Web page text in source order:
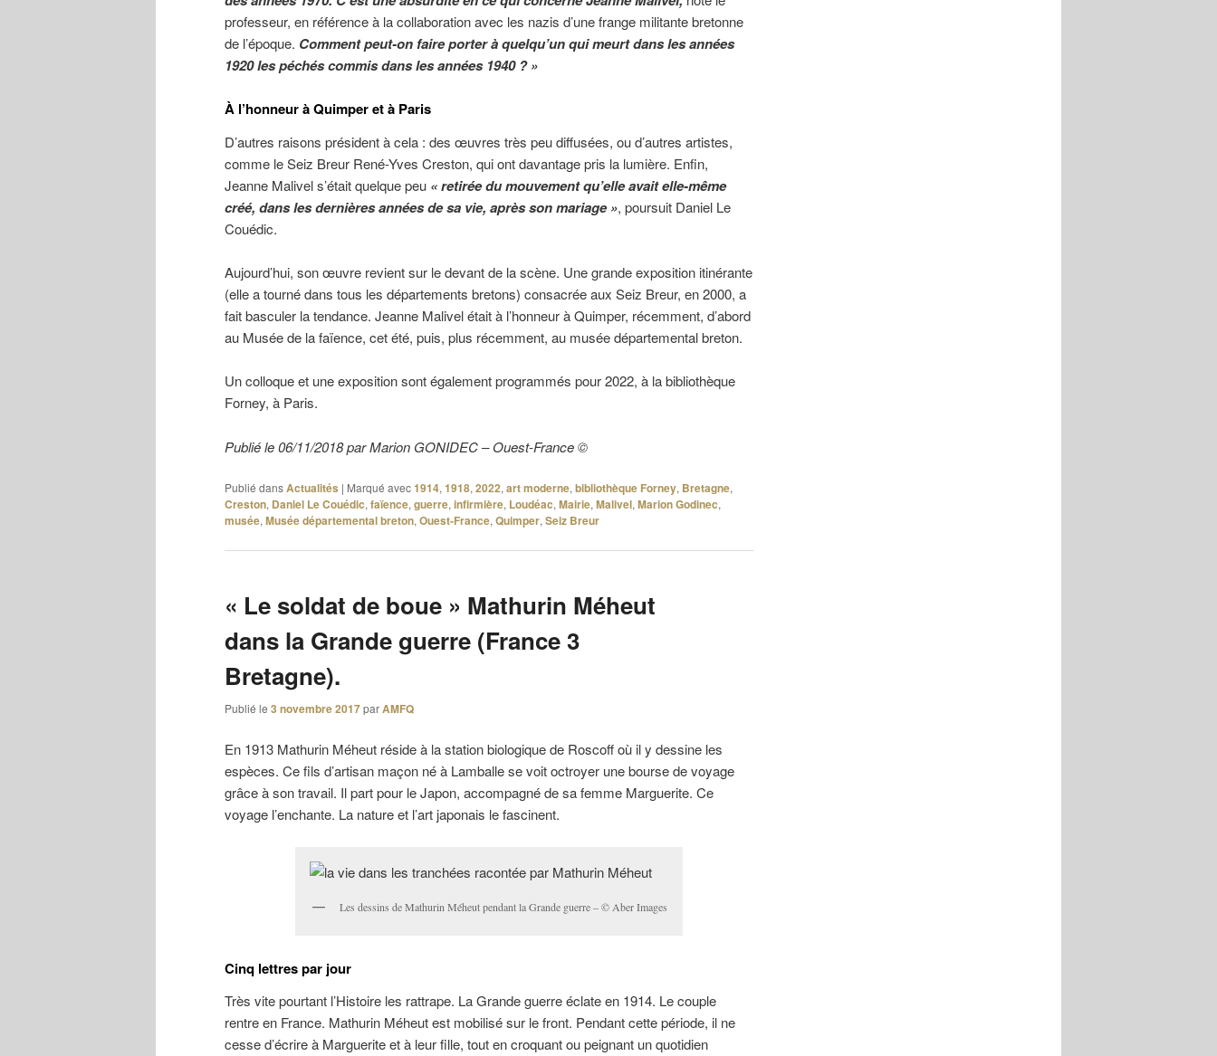
professeur, en référence à la collaboration avec les nazis d’une frange militante bretonne
de l’époque. Comment peut-on faire porter à quelqu’un qui meurt dans les années
1920 les péchés commis dans les années 1940 ? »
À l’honneur à Quimper et à Paris
D’autres raisons président à cela : des œuvres très peu diffusées, ou d’autres artistes,
comme le Seiz Breur René-Yves Creston, qui ont davantage pris la lumière. Enfin,
Jeanne Malivel s’était quelque peu « retirée du mouvement qu’elle avait elle-même
créé, dans les dernières années de sa vie, après son mariage », poursuit Daniel Le
Couédic.
Aujourd’hui, son œuvre revient sur le devant de la scène. Une grande exposition itinérante
(elle a tourné dans tous les départements bretons) consacrée aux Seiz Breur, en 2000, a
fait basculer la tendance. Jeanne Malivel était à l’honneur à Quimper, récemment, d’abord
au Musée de la faïence, cet été, puis, plus récemment, au musée départemental breton.
Un colloque et une exposition sont également programmés pour 2022, à la bibliothèque
Forney, à Paris.
Publié le 06/11/2018 par Marion GONIDEC – Ouest-France ©
Publié dansActualités | Marqué avec1914, 1918, 2022, art moderne, bibliothèque Forney, Bretagne,
Creston, Daniel Le Couédic, faïence, guerre, infirmière, Loudéac, Mairie, Malivel, Marion Godinec,
musée, Musée départemental breton, Ouest-France, Quimper, Seiz Breur
« Le soldat de boue » Mathurin Méheut
dans la Grande guerre (France 3
Bretagne).
Publié le 3 novembre 2017parAMFQ
En 1913 Mathurin Méheut réside à la station biologique de Roscoff où il y dessine les
espèces. Ce fils d’artisan maçon né à Lamballe se voit octroyer une bourse de voyage
grâce à son travail. Il part pour le Japon, accompagné de sa femme Marguerite. Ce
voyage l’enchante. La nature et l’art japonais le fascinent.
Les dessins de Mathurin Méheut pendant la Grande guerre – © Aber Images
Cinq lettres par jour
Très vite pourtant l’Histoire les rattrape. La Grande guerre éclate en 1914. Le couple
rentre en France. Mathurin Méheut est mobilisé sur le front. Pendant cette période, il ne
cesse d’écrire à Marguerite et à leur fille, tout en croquant ou peignant un quotidien